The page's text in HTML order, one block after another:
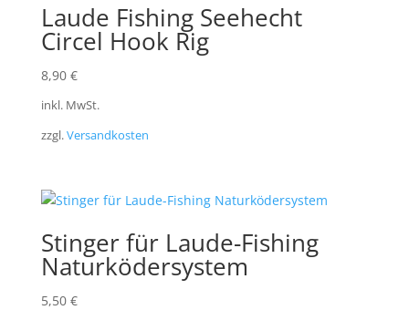
Laude Fishing Seehecht
Circel Hook Rig
8,90 €
inkl. MwSt.
zzgl.Versandkosten
Stinger für Laude-Fishing
Naturködersystem
5,50 €